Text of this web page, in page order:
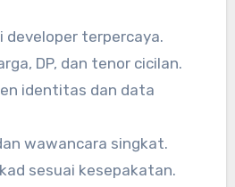
developer terpercaya.
DP, dan tenor cicilan.
identitas dan data
wawancara singkat.
sesuai kesepakatan.